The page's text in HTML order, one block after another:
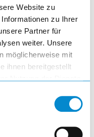
Website zu
zu Ihrer
Partner für
weiter. Unsere
möglicherweise mit
ihnen bereitgestellt